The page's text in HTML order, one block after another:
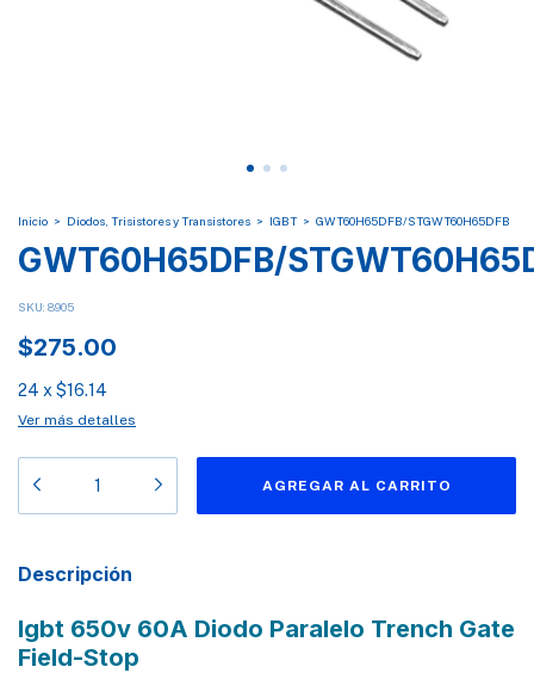
Inicio > Diodos, Trisistores y Transistores > IGBT > GWT60H65DFB/STGWT60H65DFB
GWT60H65DFB/
SKU: 8905
$275.00
24 x $16.14
Ver más detalles
Descripción
Igbt 650v 60A Diodo Paralelo Trench Gate
Field-Stop